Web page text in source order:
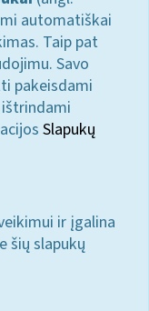
automatiškai
Taip pat
Savo
pakeisdami
Slapukų
ir įgalina
šių slapukų